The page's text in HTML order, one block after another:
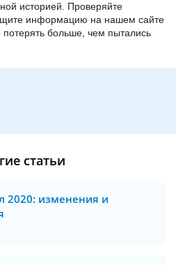
историей. Проверяйте
информацию на нашем сайте
потерять больше, чем пытались
статьи
2020: изменения и